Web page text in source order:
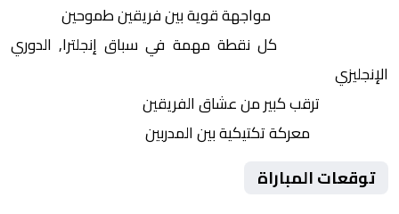
مواجهة قوية بين فريقين طموحين
كل نقطة مهمة في سباق إنجلترا, الدوري
الإنجليزي
ترقب كبير من عشاق الفريقين
معركة تكتيكية بين المدربين
توقعات المباراة